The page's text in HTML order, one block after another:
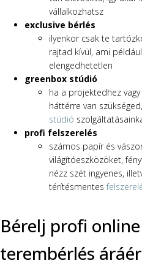
vállalkozhatsz
exclusive bérlés
ilyenkor csak te
rajtad kívül, ami
elengedhetetlen
greenbox stúdió
ha a projektedhez
háttérre van
stúdió
profi felszerelés
számos papír és
világítóeszközöket,
nézz szét ingyenes,
térítésmentes
Bérelj profi
terembérlés